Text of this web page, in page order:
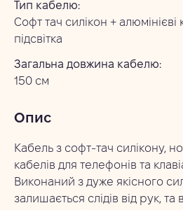
Тип кабелю:
Софт тач силікон +
підсвітка
Загальна довжина кабелю:
150 см
Опис
Кабель з софт-тач силікону,
кабелів для телефонів та
Виконаний з дуже якісного
залишається слідів від рук, та